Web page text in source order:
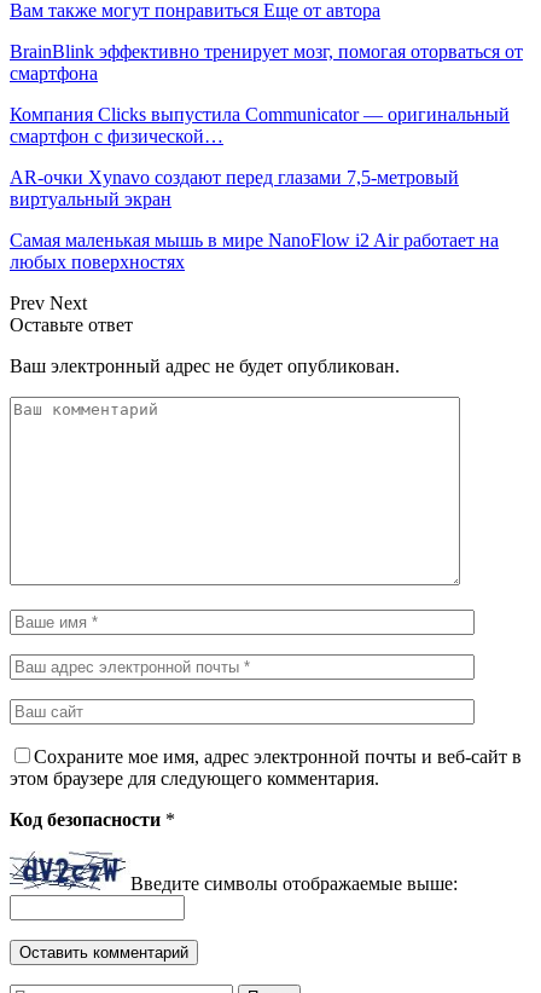
Вам также могут понравиться Еще от автора
BrainBlink эффективно тренирует мозг, помогая оторваться от
смартфона
Компания Clicks выпустила Communicator — оригинальный
смартфон с физической…
AR-очки Xynavo создают перед глазами 7,5-метровый
виртуальный экран
Самая маленькая мышь в мире NanoFlow i2 Air работает на
любых поверхностях
Prev Next
Оставьте ответ
Ваш электронный адрес не будет опубликован.
Сохраните мое имя, адрес электронной почты и веб-сайт в
этом браузере для следующего комментария.
Код безопасности *
Введите символы отображаемые выше: